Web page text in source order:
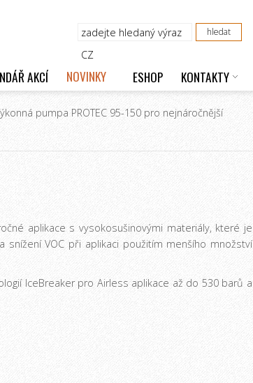
CZ
AKCÍ NOVINKY ESHOP KONTAKTY
pumpa PROTEC 95-150 pro nejnáročnější
aplikace s vysokosušinovými materiály, které je
snížení VOC při aplikaci použitím menšího množství
IceBreaker pro Airless aplikace až do 530 barů a